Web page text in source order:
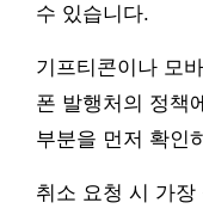
수 있습니다.
기프티콘이나 모
폰 발행처의 정책
부분을 먼저 확인
취소 요청 시 가